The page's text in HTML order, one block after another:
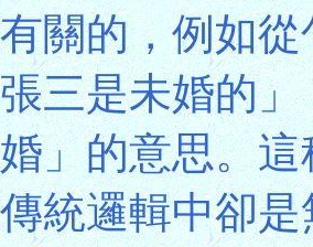
關的，例如
三是未婚的
」的意思。
統邏輯中卻